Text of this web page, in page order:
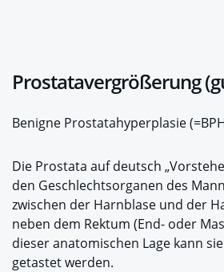
Prostatavergrößerung
Benigne Prostatahyperplasie
Die Prostata auf deutsch
den Geschlechtsorganen des
zwischen der Harnblase und der
neben dem Rektum (End- oder
dieser anatomischen Lage kann
getastet werden.